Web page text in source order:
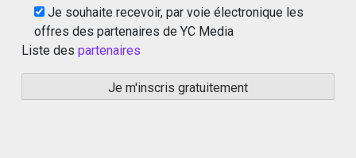
Je souhaite recevoir, par voie électronique les
offres des partenaires de YC Media
Liste des partenaires